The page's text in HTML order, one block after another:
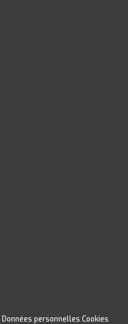
Données personnelles Cookies